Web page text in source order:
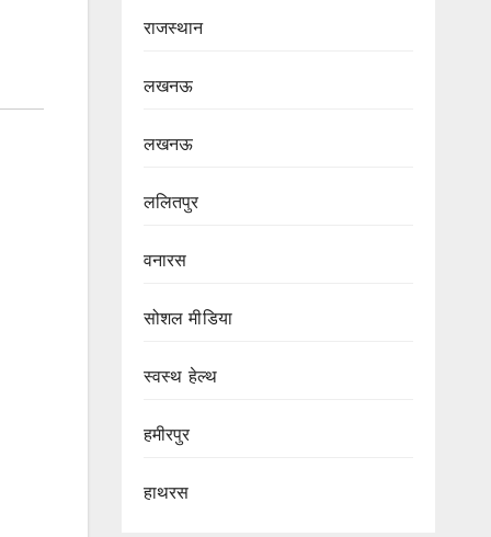
राजस्थान
लखनऊ
लखनऊ
ललितपुर
वनारस
सोशल मीडिया
स्वस्थ हेल्थ
हमीरपुर
हाथरस